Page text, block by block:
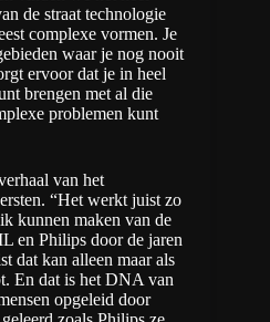
de straat technologie
complexe vormen. Je
waar je nog nooit
ervoor dat je in heel
brengen met al die
problemen kunt
van het
“Het werkt juist zo
kunnen maken van de
en Philips door de jaren
dat kan alleen maar als
En dat is het DNA van
opgeleid door